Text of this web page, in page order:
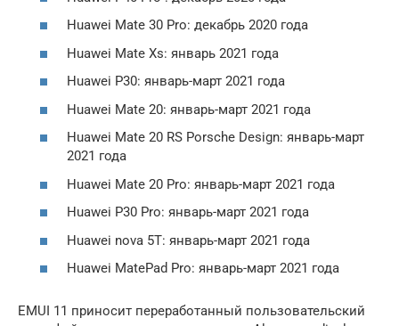
Huawei Mate 30 Pro: декабрь 2020 года
Huawei Mate Xs: январь 2021 года
Huawei P30: январь-март 2021 года
Huawei Mate 20: январь-март 2021 года
Huawei Mate 20 RS Porsche Design: январь-март
2021 года
Huawei Mate 20 Pro: январь-март 2021 года
Huawei P30 Pro: январь-март 2021 года
Huawei nova 5T: январь-март 2021 года
Huawei MatePad Pro: январь-март 2021 года
EMUI 11 приносит переработанный пользовательский